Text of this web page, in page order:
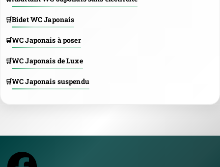
Bidet WC Japonais
WC Japonais à poser
WC Japonais de Luxe
WC Japonais suspendu